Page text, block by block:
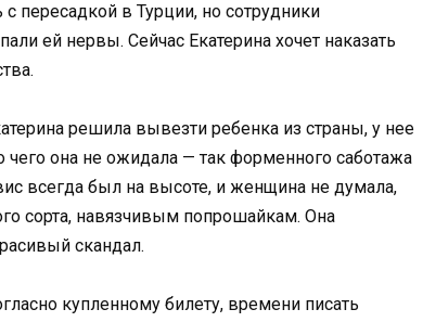
пересадкой в Турции, но сотрудники
ей нервы. Сейчас Екатерина хочет наказать
решила вывезти ребенка из страны, у нее
она не ожидала — так форменного саботажа
всегда был на высоте, и женщина не думала,
сорта, навязчивым попрошайкам. Она
скандал.
купленному билету, времени писать